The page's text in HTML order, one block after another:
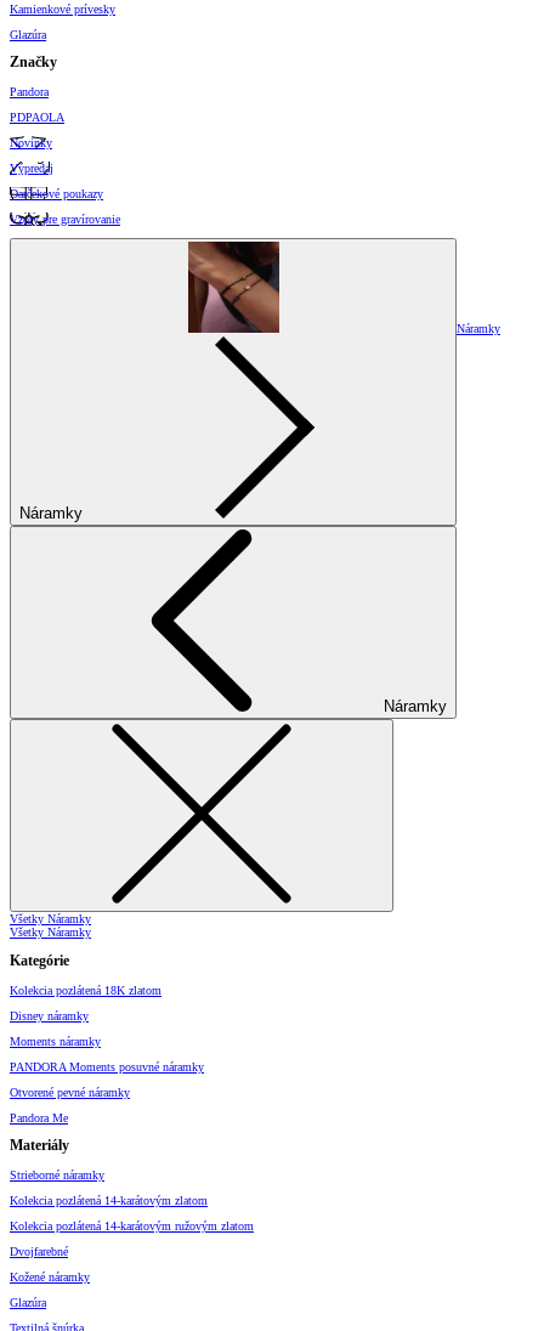
Kamienkové prívesky
Glazúra
Značky
Pandora
PDPAOLA
Novinky
Výpredaj
Darčekové poukazy
Vzory pre gravírovanie
Náramky
Náramky
Náramky
Všetky Náramky
Všetky Náramky
Kategórie
Kolekcia pozlátená 18K zlatom
Disney náramky
Moments náramky
PANDORA Moments posuvné náramky
Otvorené pevné náramky
Pandora Me
Materiály
Strieborné náramky
Kolekcia pozlátená 14-karátovým zlatom
Kolekcia pozlátená 14-karátovým ružovým zlatom
Dvojfarebné
Kožené náramky
Glazúra
Textilná šnúrka